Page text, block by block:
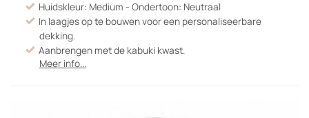
Huidskleur: Medium - Ondertoon: Neutraal
In laagjes op te bouwen voor een personaliseerbare
dekking.
Aanbrengen met de kabuki kwast.
Meer info...